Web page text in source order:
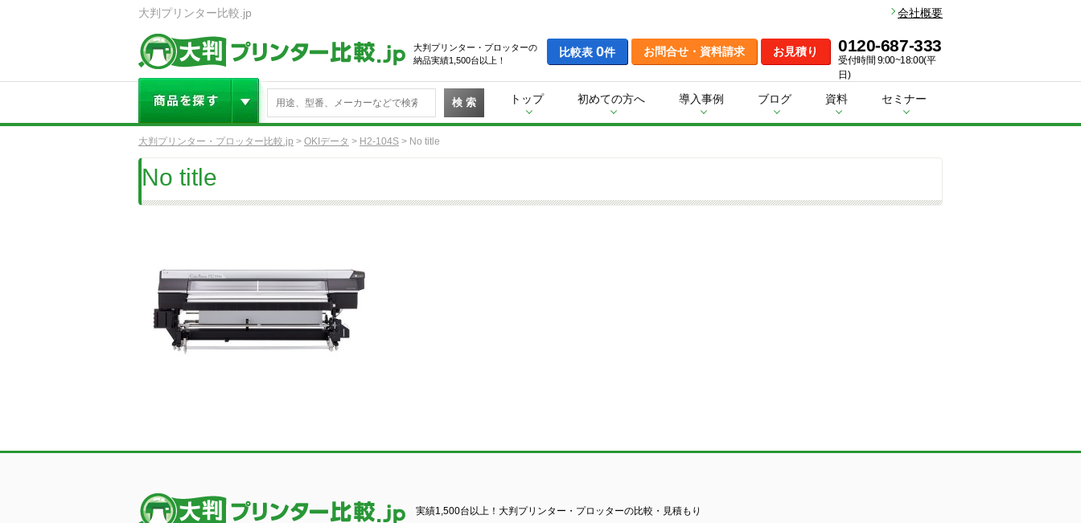
大判プリンター比較.jp 会社概要
大判プリンター・プロッターの
納品実績1,500台以上！
比較表 0件 お問合せ・資料請求 お見積り 0120-687-333
受付時間 9:00~18:00(平
日)
検 索 トップ 初めての方へ 導入事例 ブログ 資料 セミナー
大判プリンター・プロッター比較.jp > OKIデータ > H2-104S > No title
No title
実績1,500台以上！大判プリンター・プロッターの比較・見積もり